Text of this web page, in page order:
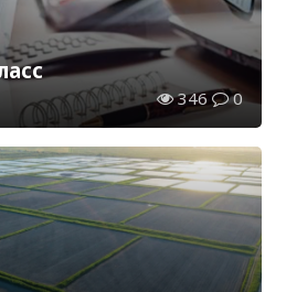
346 0